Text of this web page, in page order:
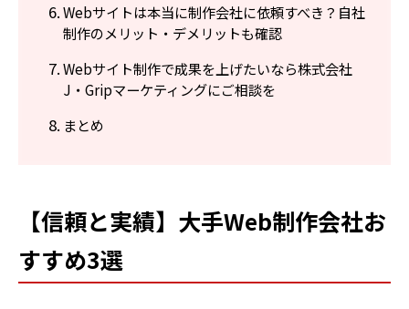
Webサイトは本当に制作会社に依頼すべき？自社
制作のメリット・デメリットも確認
Webサイト制作で成果を上げたいなら株式会社
J・Gripマーケティングにご相談を
まとめ
【信頼と実績】大手Web制作会社お
すすめ3選